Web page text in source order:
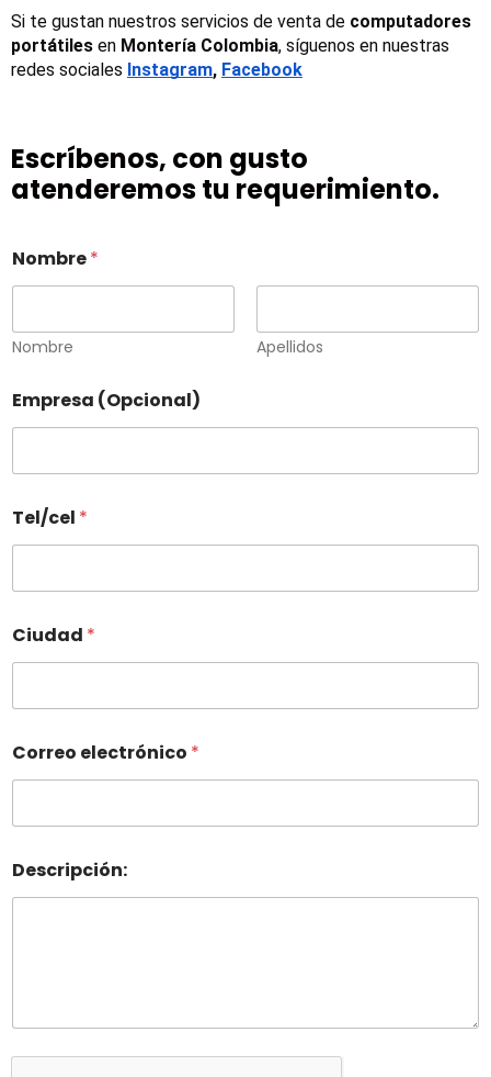
Si te gustan nuestros servicios de venta de computadores
portátiles en Montería Colombia, síguenos en nuestras
redes sociales Instagram, Facebook
Escríbenos, con gusto
atenderemos tu requerimiento.
Nombre*
Nombre Apellidos
Empresa (Opcional)
Tel/cel *
Ciudad *
Correo electrónico *
Descripción: